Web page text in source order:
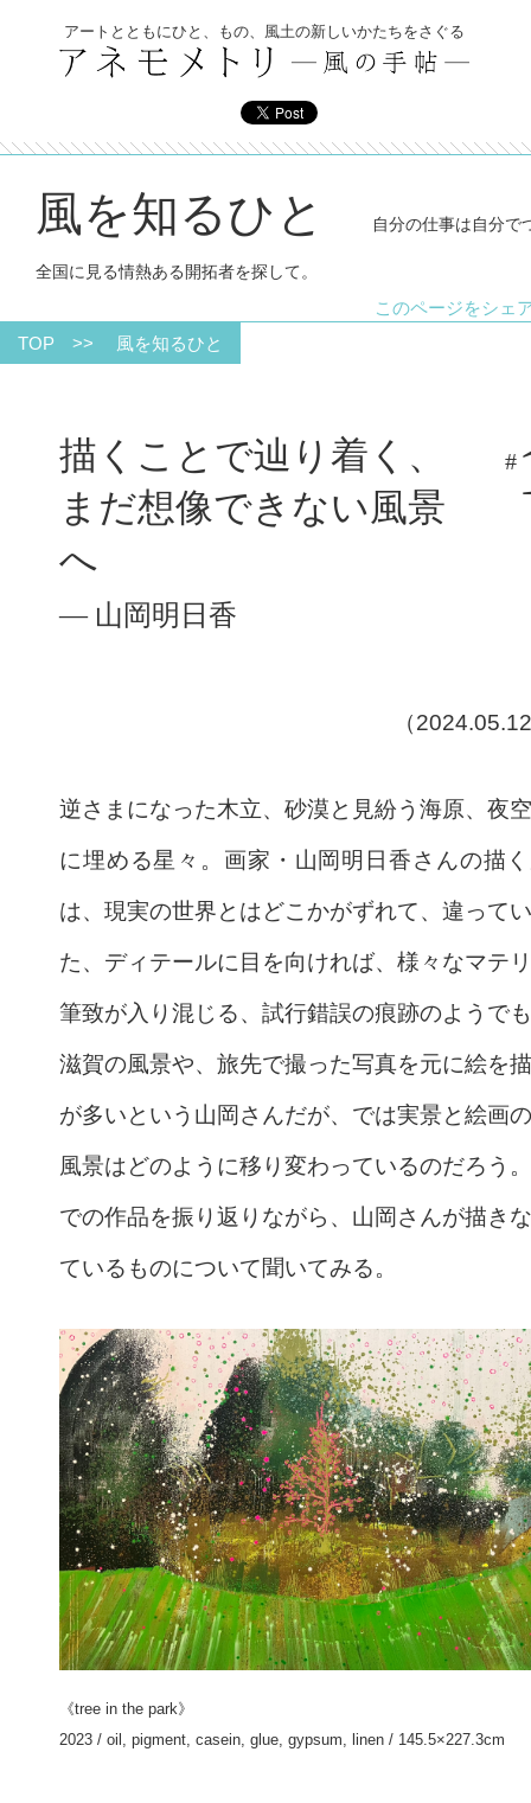
アートとともにひと、もの、風土の新しいかたちをさぐる
風を知るひと 自分の仕事は自分で
全国に見る情熱ある開拓者を探して。
TOP >> 風を知るひと
このページをシ
#
描くことで辿り着く、
まだ想像できない風景
へ
― 山岡明日香
（
逆さまになった木立、砂漠と見紛う海原、夜
に埋める星々。画家・山岡明日香さんの描
は、現実の世界とはどこかがずれて、違って
た、ディテールに目を向ければ、様々なマテ
筆致が入り混じる、試行錯誤の痕跡のようで
滋賀の風景や、旅先で撮った写真を元に絵を
が多いという山岡さんだが、では実景と絵画
風景はどのように移り変わっているのだろう
での作品を振り返りながら、山岡さんが描き
ているものについて聞いてみる。
《tree in the park》
2023 / oil, pigment, casein, glue, gypsum, linen / 145.5×227.3cm